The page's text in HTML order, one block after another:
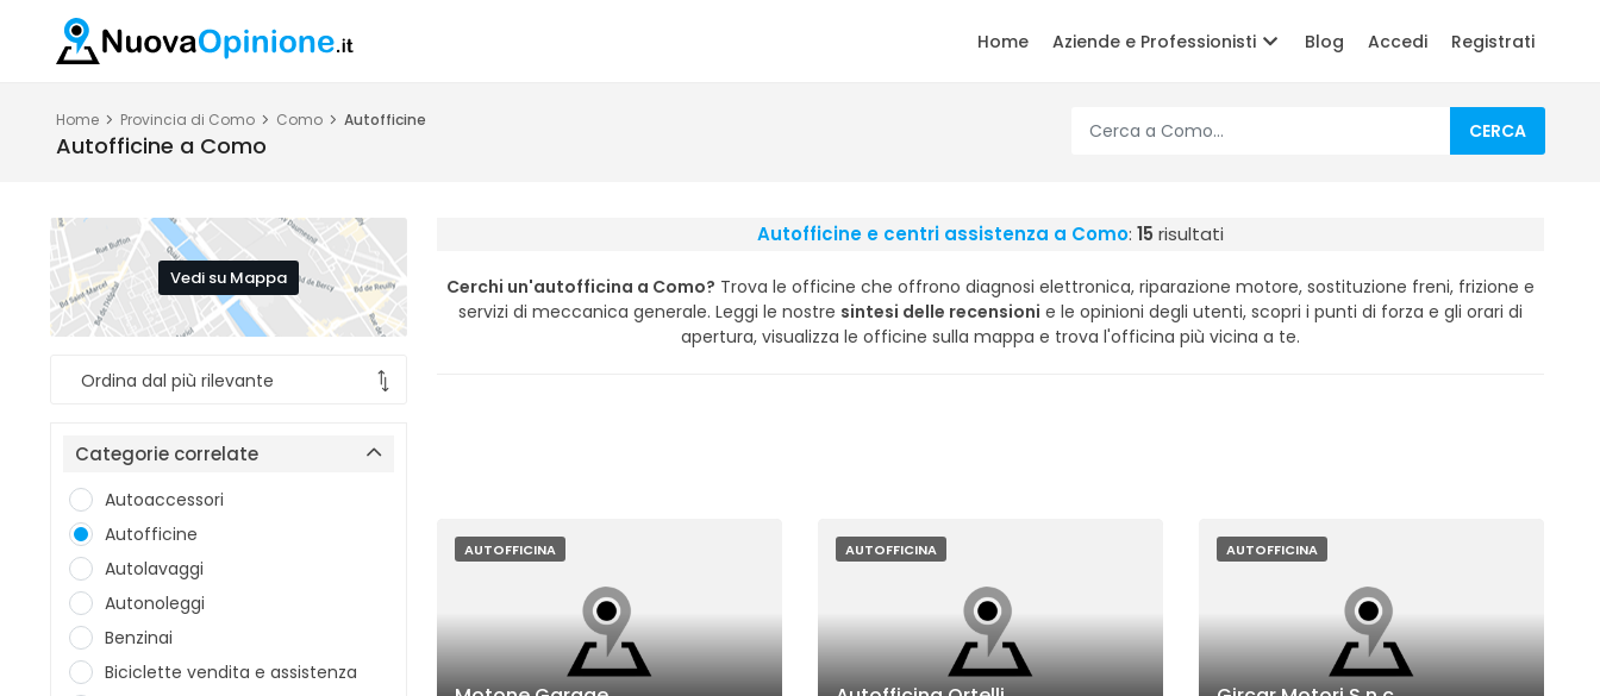
Home Aziende e Professionisti Blog Accedi Registrati
Home Provincia di Como Como Autofficine
Autofficine a Como
CERCA
Vedi su Mappa
Categorie correlate
Autoaccessori
Autofficine
Autolavaggi
Autonoleggi
Benzinai
Biciclette vendita e assistenza
Autofficine e centri assistenza a Como: 15 risultati
Cerchi un'autofficina a Como? Trova le officine che offrono diagnosi elettronica, riparazione motore, sostituzione freni, frizione e
servizi di meccanica generale. Leggi le nostre sintesi delle recensioni e le opinioni degli utenti, scopri i punti di forza e gli orari di
apertura, visualizza le officine sulla mappa e trova l'officina più vicina a te.
AUTOFFICINA AUTOFFICINA AUTOFFICINA